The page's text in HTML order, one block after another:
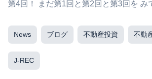
第4回！ まだ第1回と第2回と第3回を
News ブログ 不動産投資 不動
J-REC